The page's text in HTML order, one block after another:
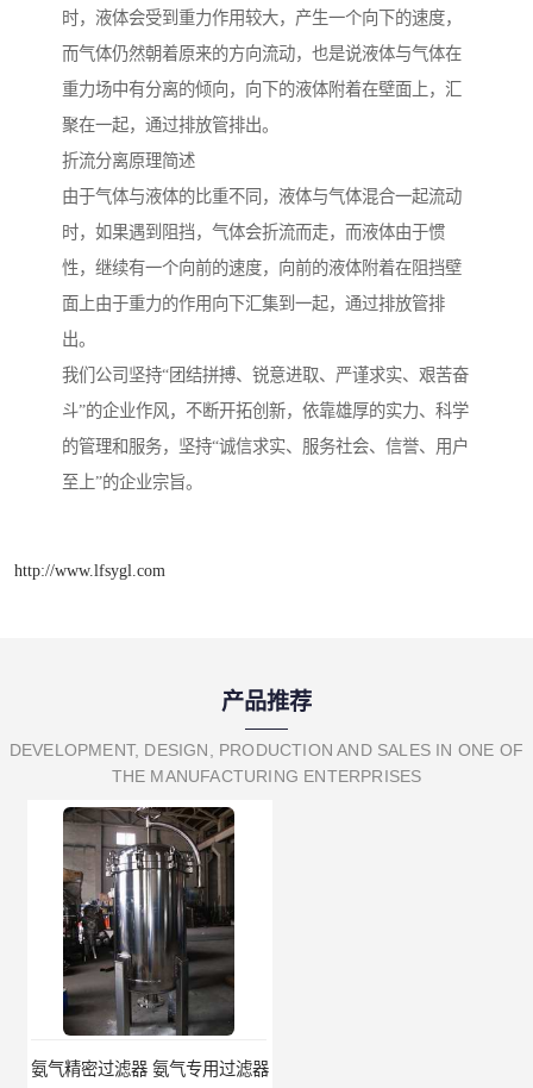
时，液体会受到重力作用较大，产生一个向下的速度，
而气体仍然朝着原来的方向流动，也是说液体与气体在
重力场中有分离的倾向，向下的液体附着在壁面上，汇
聚在一起，通过排放管排出。
折流分离原理简述
由于气体与液体的比重不同，液体与气体混合一起流动
时，如果遇到阻挡，气体会折流而走，而液体由于惯
性，继续有一个向前的速度，向前的液体附着在阻挡壁
面上由于重力的作用向下汇集到一起，通过排放管排
出。
我们公司坚持“团结拼搏、锐意进取、严谨求实、艰苦奋
斗”的企业作风，不断开拓创新，依靠雄厚的实力、科学
的管理和服务，坚持“诚信求实、服务社会、信誉、用户
至上”的企业宗旨。
http://www.lfsygl.com
产品推荐
DEVELOPMENT, DESIGN, PRODUCTION AND SALES IN ONE OF
THE MANUFACTURING ENTERPRISES
氨气精密过滤器 氨气专用过滤器